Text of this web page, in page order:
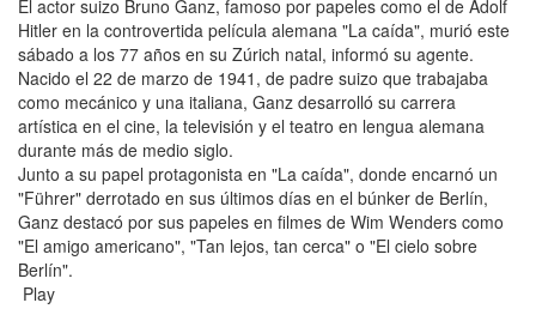
El actor suizo Bruno Ganz, famoso por papeles como el de Adolf
Hitler en la controvertida película alemana "La caída", murió este
sábado a los 77 años en su Zúrich natal, informó su agente.
Nacido el 22 de marzo de 1941, de padre suizo que trabajaba
como mecánico y una italiana, Ganz desarrolló su carrera
artística en el cine, la televisión y el teatro en lengua alemana
durante más de medio siglo.
Junto a su papel protagonista en "La caída", donde encarnó un
"Führer" derrotado en sus últimos días en el búnker de Berlín,
Ganz destacó por sus papeles en filmes de Wim Wenders como
"El amigo americano", "Tan lejos, tan cerca" o "El cielo sobre
Berlín".
Play